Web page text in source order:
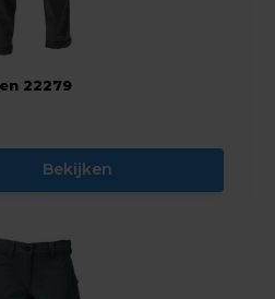
22279
Bekijken